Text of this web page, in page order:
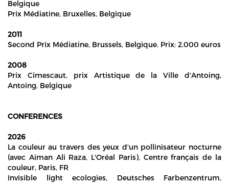
Belgique
Prix Médiatine, Bruxelles, Belgique
2011
Second Prix Médiatine, Brussels, Belgique. Prix: 2.000 euros
2008
Prix Cimescaut, prix Artistique de la Ville d'Antoing,
Antoing, Belgique
CONFERENCES
2026
La couleur au travers des yeux d'un pollinisateur nocturne
(avec Aiman Ali Raza, L'Oréal Paris), Centre français de la
couleur, Paris, FR
Invisible light ecologies, Deutsches Farbenzentrum,